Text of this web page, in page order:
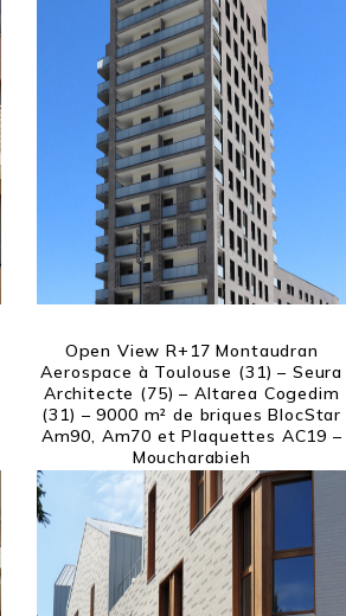
Open View R+17 Montaudran
Aerospace à Toulouse (31) – Seura
Architecte (75) – Altarea Cogedim
(31) – 9000 m² de briques BlocStar
Am90, Am70 et Plaquettes AC19 –
Moucharabieh